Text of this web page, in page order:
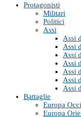
Protagonisti
Militari
Politici
Assi
Assi
Assi
Assi
Assi
Assi
Assi
Assi
Battaglie
Europa
Europa